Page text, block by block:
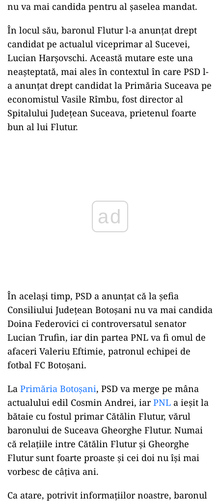
nu va mai candida pentru al șaselea mandat.
În locul său, baronul Flutur l-a anunțat drept
candidat pe actualul viceprimar al Sucevei,
Lucian Harșovschi. Această mutare este una
neașteptată, mai ales în contextul în care PSD l-
a anunțat drept candidat la Primăria Suceava pe
economistul Vasile Rîmbu, fost director al
Spitalului Județean Suceava, prietenul foarte
bun al lui Flutur.
În același timp, PSD a anunțat că la șefia
Consiliului Județean Botoșani nu va mai candida
Doina Federovici ci controversatul senator
Lucian Trufin, iar din partea PNL va fi omul de
afaceri Valeriu Eftimie, patronul echipei de
fotbal FC Botoșani.
La Primăria Botoșani, PSD va merge pe mâna
actualului edil Cosmin Andrei, iarPNL a ieșit la
bătaie cu fostul primar Cătălin Flutur, vărul
baronului de Suceava Gheorghe Flutur. Numai
că relațiile intre Cătălin Flutur și Gheorghe
Flutur sunt foarte proaste și cei doi nu își mai
vorbesc de câțiva ani.
Ca atare, potrivit informațiilor noastre, baronul